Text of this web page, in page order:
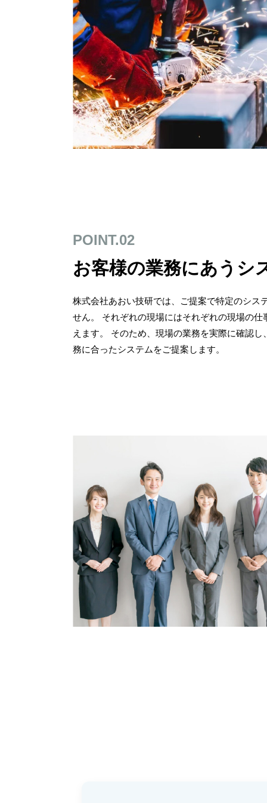
POINT.02
お客様の業務にあうシ
株式会社あおい技研では、ご提案で特定のシス
せん。 それぞれの現場にはそれぞれの現場の
えます。 そのため、現場の業務を実際に確認
務に合ったシステムをご提案します。